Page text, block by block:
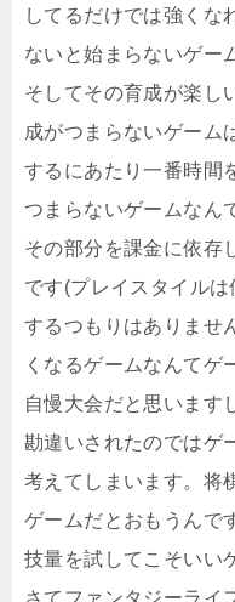
してるだけでは強くな
ないと始まらないゲー
そしてその育成が楽し
成がつまらないゲーム
するにあたり一番時間
つまらないゲームなん
その部分を課金に依存
です(プレイスタイル
するつもりはありませ
くなるゲームなんてゲ
自慢大会だと思います
勘違いされたのではゲ
考えてしまいます。将
ゲームだとおもうんで
技量を試してこそいい
さてファンタジーライ